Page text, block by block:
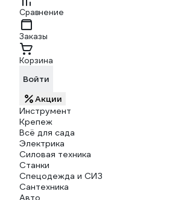
Сравнение
Заказы
Корзина
Войти
Акции
Инструмент
Крепеж
Всё для сада
Электрика
Силовая техника
Станки
Спецодежда и СИЗ
Сантехника
Авто